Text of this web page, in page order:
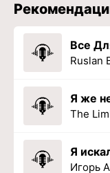
Все
Ruslan
Я же
The
Я
Игорь